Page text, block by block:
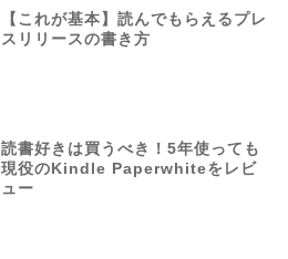
【これが基本】読んでもらえるプレ
スリリースの書き方
読書好きは買うべき！5年使っても
現役のKindle Paperwhiteをレビ
ュー